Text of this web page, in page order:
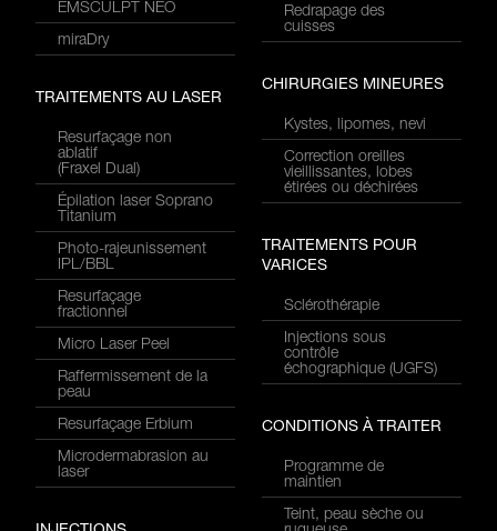
EMSCULPT NEO
miraDry
TRAITEMENTS AU LASER
Resurfaçage non
ablatif
(Fraxel Dual)
Épilation laser Soprano
Titanium
Photo-rajeunissement
IPL/BBL
Resurfaçage
fractionnel
Micro Laser Peel
Raffermissement de la
peau
Resurfaçage Erbium
Microdermabrasion au
laser
Redrapage des
cuisses
CHIRURGIES MINEURES
Kystes, lipomes, nevi
Correction oreilles
vieillissantes, lobes
étirées ou déchirées
TRAITEMENTS POUR
VARICES
Sclérothérapie
Injections sous
contrôle
échographique (UGFS)
CONDITIONS À TRAITER
Programme de
maintien
Teint, peau sèche ou